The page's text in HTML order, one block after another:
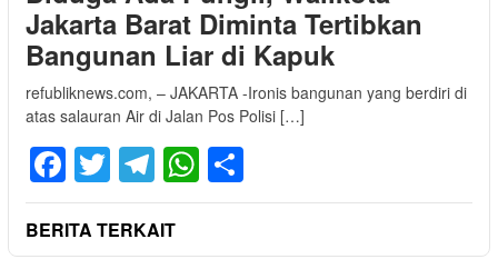
Jakarta Barat Diminta Tertibkan
Bangunan Liar di Kapuk
refubliknews.com, – JAKARTA -Ironis bangunan yang berdiri di
atas salauran Air di Jalan Pos Polisi […]
Facebook
Twitter
Telegram
WhatsApp
BERITA TERKAIT